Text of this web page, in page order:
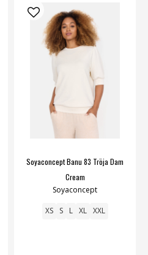
Soyaconcept Banu 83 Tröja Dam
Cream
Soyaconcept
XS S L XL XXL